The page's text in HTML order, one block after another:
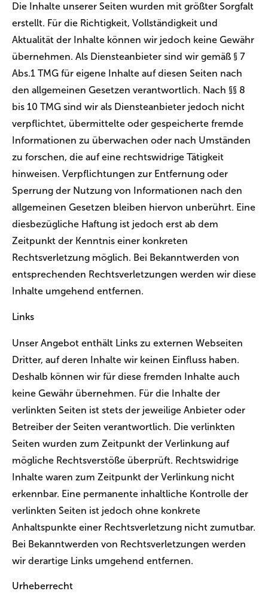
Die Inhalte unserer Seiten wurden mit größter Sorgfalt
erstellt. Für die Richtigkeit, Vollständigkeit und
Aktualität der Inhalte können wir jedoch keine Gewähr
übernehmen. Als Diensteanbieter sind wir gemäß § 7
Abs.1 TMG für eigene Inhalte auf diesen Seiten nach
den allgemeinen Gesetzen verantwortlich. Nach §§ 8
bis 10 TMG sind wir als Diensteanbieter jedoch nicht
verpflichtet, übermittelte oder gespeicherte fremde
Informationen zu überwachen oder nach Umständen
zu forschen, die auf eine rechtswidrige Tätigkeit
hinweisen. Verpflichtungen zur Entfernung oder
Sperrung der Nutzung von Informationen nach den
allgemeinen Gesetzen bleiben hiervon unberührt. Eine
diesbezügliche Haftung ist jedoch erst ab dem
Zeitpunkt der Kenntnis einer konkreten
Rechtsverletzung möglich. Bei Bekanntwerden von
entsprechenden Rechtsverletzungen werden wir diese
Inhalte umgehend entfernen.
Links
Unser Angebot enthält Links zu externen Webseiten
Dritter, auf deren Inhalte wir keinen Einfluss haben.
Deshalb können wir für diese fremden Inhalte auch
keine Gewähr übernehmen. Für die Inhalte der
verlinkten Seiten ist stets der jeweilige Anbieter oder
Betreiber der Seiten verantwortlich. Die verlinkten
Seiten wurden zum Zeitpunkt der Verlinkung auf
mögliche Rechtsverstöße überprüft. Rechtswidrige
Inhalte waren zum Zeitpunkt der Verlinkung nicht
erkennbar. Eine permanente inhaltliche Kontrolle der
verlinkten Seiten ist jedoch ohne konkrete
Anhaltspunkte einer Rechtsverletzung nicht zumutbar.
Bei Bekanntwerden von Rechtsverletzungen werden
wir derartige Links umgehend entfernen.
Urheberrecht